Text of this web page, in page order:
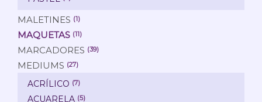
MALETINES (1)
MAQUETAS (11)
MARCADORES (39)
MEDIUMS (27)
ACRÍLICO (7)
ACUARELA (5)